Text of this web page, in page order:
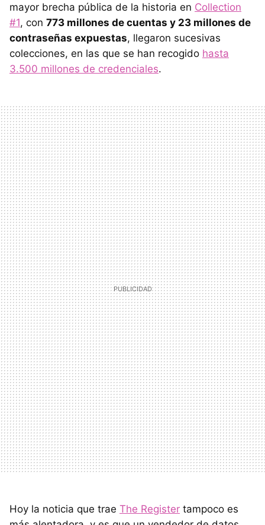
mayor brecha pública de la historia en Collection
#1, con 773 millones de cuentas y 23 millones de
contraseñas expuestas, llegaron sucesivas
colecciones, en las que se han recogido hasta
3.500 millones de credenciales.
Hoy la noticia que trae The Register tampoco es